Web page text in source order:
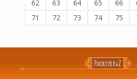
62
63 64 65 66
71
72 73 74 75